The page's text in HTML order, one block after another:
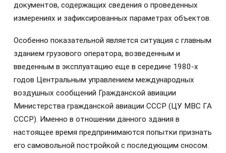
документов, содержащих сведения о проведенных
измерениях и зафиксированных параметрах объектов.
Особенно показательной является ситуация с главным
зданием грузового оператора, возведенным и
введенным в эксплуатацию еще в середине 1980-х
годов Центральным управлением международных
воздушных сообщений Гражданской авиации
Министерства гражданской авиации СССР (ЦУ МВС ГА
СССР). Именно в отношении данного здания в
настоящее время предпринимаются попытки признать
его самовольной постройкой с последующим сносом.